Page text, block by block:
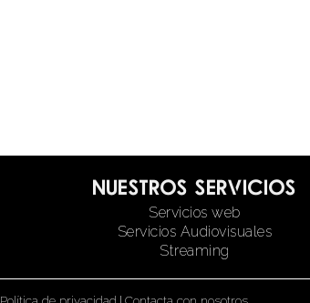
Nuestros servicios
Servicios web
Servicios Audiovisuales
Streaming